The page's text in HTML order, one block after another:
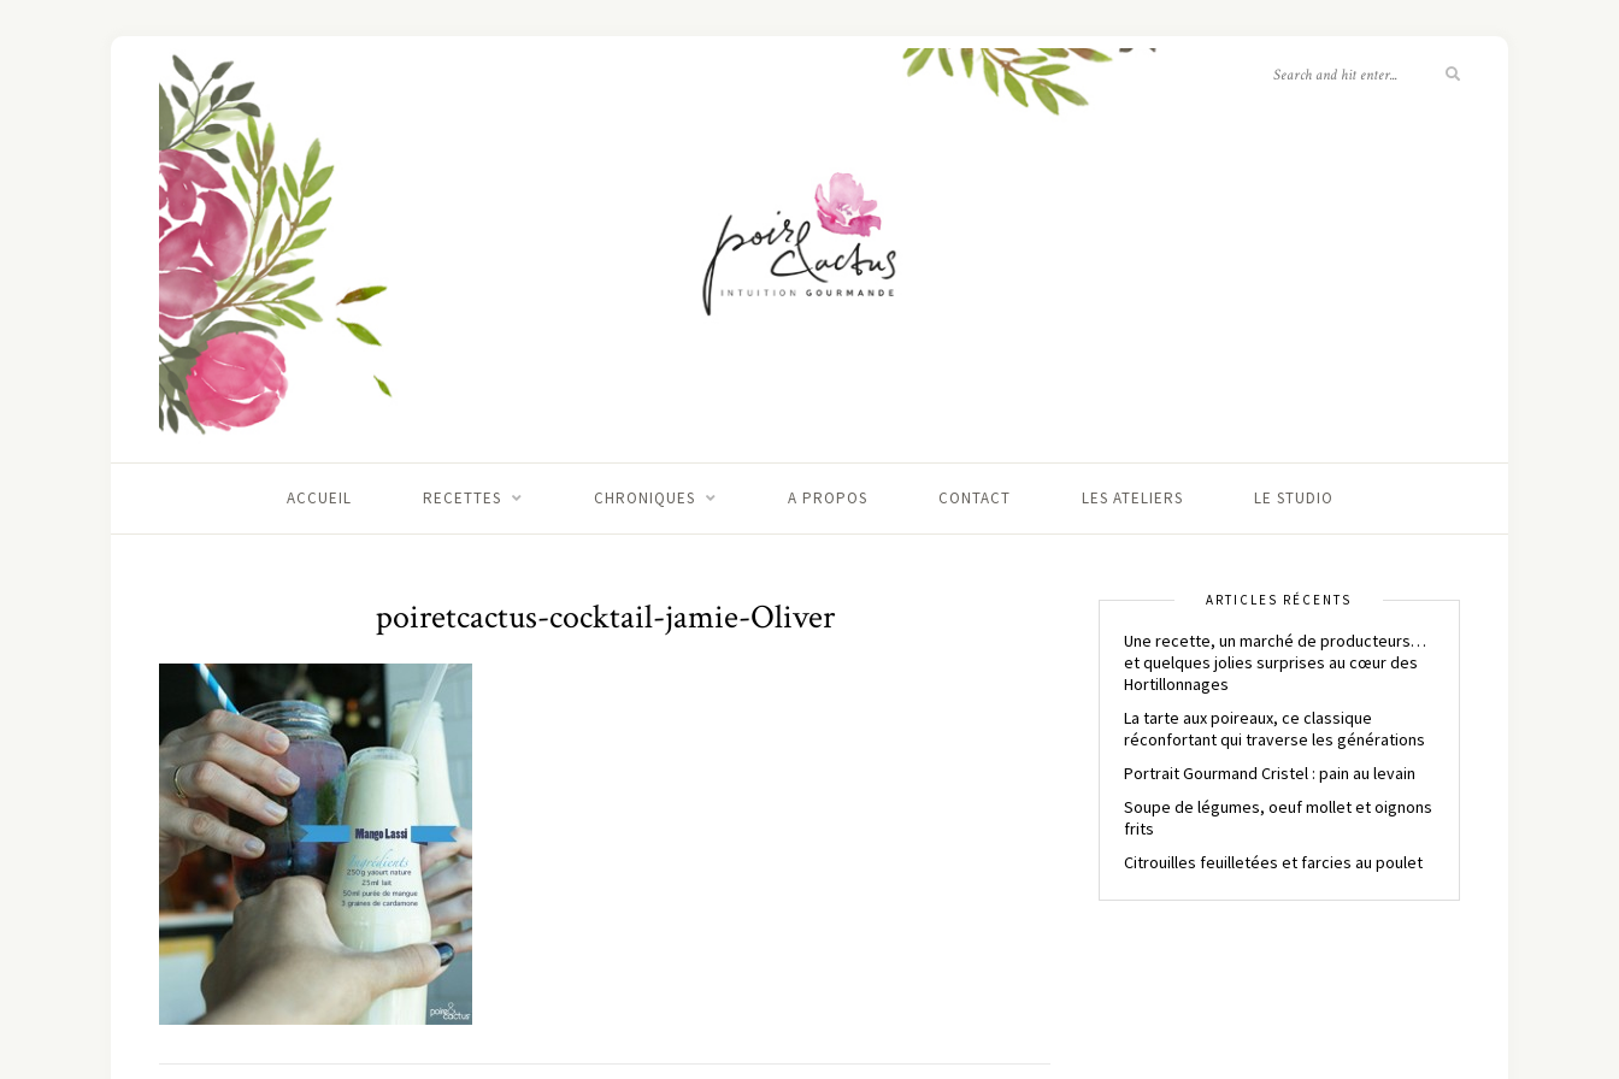
ACCUEIL RECETTES CHRONIQUES A PROPOS CONTACT LES ATELIERS LE STUDIO
poiretcactus-cocktail-jamie-Oliver ARTICLES RÉCENTS
Une recette, un marché de producteurs…
et quelques jolies surprises au cœur des
Hortillonnages
La tarte aux poireaux, ce classique
réconfortant qui traverse les générations
Portrait Gourmand Cristel : pain au levain
Soupe de légumes, oeuf mollet et oignons
frits
Citrouilles feuilletées et farcies au poulet